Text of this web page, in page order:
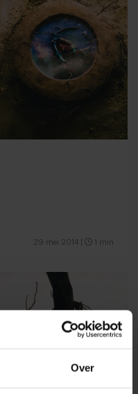
Over
29 mei 2014 1 min